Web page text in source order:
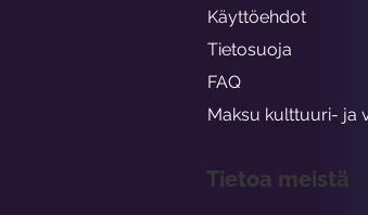
Käyttöehdot
Tietosuoja
FAQ
Maksu kulttuuri- ja
Tietoa meistä